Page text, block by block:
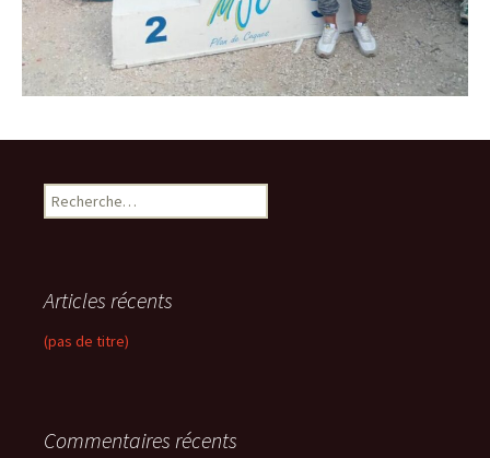
R
e
r
c
h
:
Articles récents
(pas de titre)
Commentaires récents